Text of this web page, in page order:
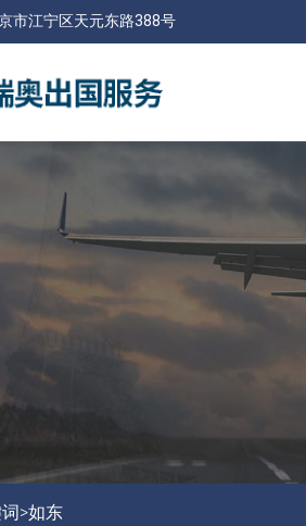
市江宁区天元东路388号
>如东